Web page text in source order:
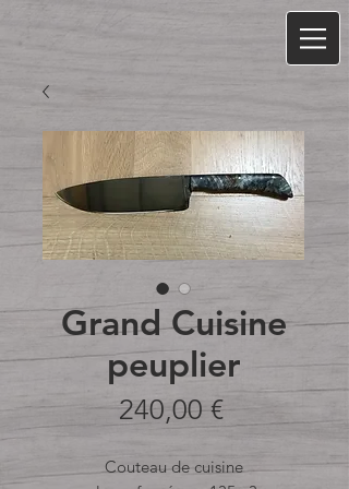
Grand Cuisine
peuplier
240,00 €Prix
Couteau de cuisine